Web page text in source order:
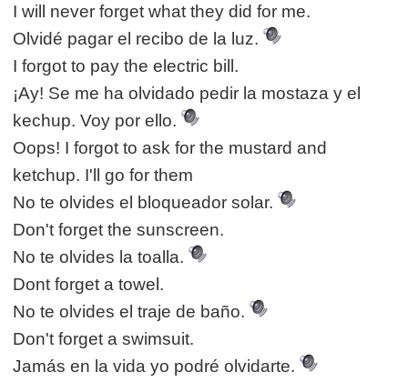
I will never forget what they did for me.
Olvidé pagar el recibo de la luz.
I forgot to pay the electric bill.
¡Ay! Se me ha olvidado pedir la mostaza y el
kechup. Voy por ello.
Oops! I forgot to ask for the mustard and
ketchup. I'll go for them
No te olvides el bloqueador solar.
Don't forget the sunscreen.
No te olvides la toalla.
Dont forget a towel.
No te olvides el traje de baño.
Don't forget a swimsuit.
Jamás en la vida yo podré olvidarte.